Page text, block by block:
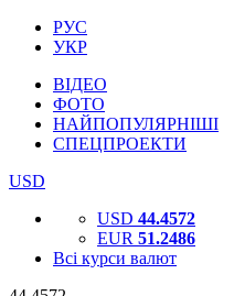
РУС
УКР
ВІДЕО
ФОТО
НАЙПОПУЛЯРНІШІ
СПЕЦПРОЕКТИ
USD
USD 44.4572
EUR 51.2486
Всі курси валют